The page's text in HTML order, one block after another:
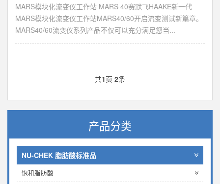
MARS模块化流变仪工作站 MARS 40赛默飞HAAKE新一代
MARS模块化流变仪工作站MARS40/60开启流变测试新篇章。
MARS40/60流变仪系列产品不仅可以充分满足您当...
共1页 2条
产品分类
NU-CHEK 脂肪酸标准品
饱和脂肪酸